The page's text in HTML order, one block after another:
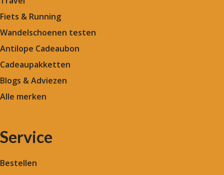
Fiets & Running
Wandelschoenen testen
Antilope Cadeaubon
Cadeaupakketten
Blogs & Adviezen
Alle merken
Service
Bestellen